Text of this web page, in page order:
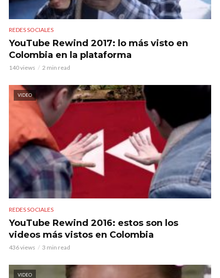
REDES SOCIALES
YouTube Rewind 2017: lo más visto en
Colombia en la plataforma
140 views 2 min read
VIDEO
REDES SOCIALES
YouTube Rewind 2016: estos son los
videos más vistos en Colombia
436 views 3 min read
VIDEO